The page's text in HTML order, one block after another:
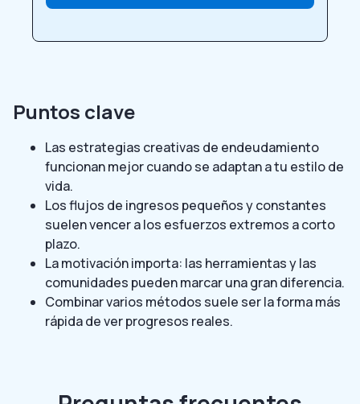
Puntos clave
Las estrategias creativas de endeudamiento
funcionan mejor cuando se adaptan a tu estilo de
vida.
Los flujos de ingresos pequeños y constantes
suelen vencer a los esfuerzos extremos a corto
plazo.
La motivación importa: las herramientas y las
comunidades pueden marcar una gran diferencia.
Combinar varios métodos suele ser la forma más
rápida de ver progresos reales.